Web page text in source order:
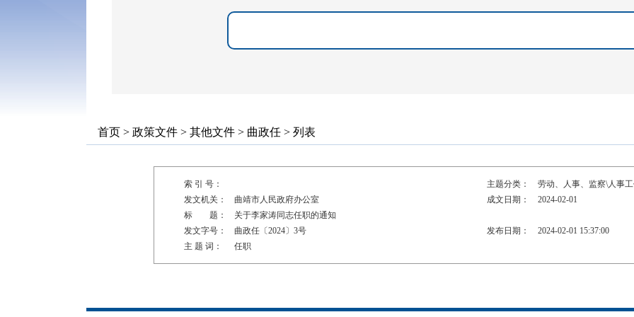
首页 > 政策文件 > 其他文件 > 曲政任 > 列表
索 引 号： 主题分类：
劳动、人事、监察\人事
发文机关：
曲靖市人民政府办公室 成文日期：
2024-02-01
标 题：
关于李家涛同志任职的通知
发文字号：
曲政任〔2024〕3号 发布日期：
2024-02-01 15:37:00
主 题 词：
任职